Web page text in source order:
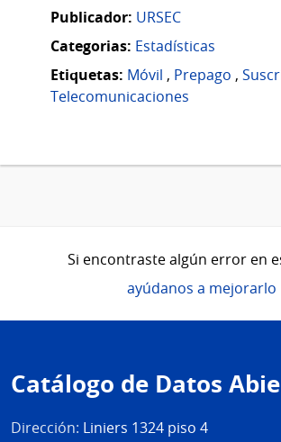
Publicador: URSEC
Categorias: Estadísticas
Etiquetas: Móvil , Prepago ,
Telecomunicaciones
Si encontraste algún error en
ayúdanos a mejorarlo
de
página
Catálogo de Datos
Dirección: Liniers 1324 piso 4